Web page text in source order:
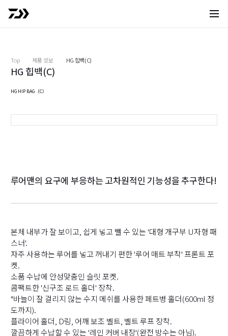
사이
Top 제품 정보 HG 힙백(C)
HG 힙백(C)
HG HIP BAG（C）
루어맨의 요구에 부응하는 고차원적인 기능성을 추구한다!
본체 내부가 잘 보이고, 쉽게 넣고 뺄 수 있는 '대형 개구부 U자형 패
스너'.
자주 사용하는 루어를 넣고 꺼내기 편한 '루어 매트 부착' 프론트 포
켓.
소품 수납에 안성맞춤인 슬릿 포켓.
콤팩트한 '신구조 로드 홀더' 장착.
"바늘이 잘 걸리지 않는 수지 메쉬를 사용한 페트병 홀더(600ml 정
도까지).
플라이어 홀더, D링, 어깨 보조 벨트, 벨트 루프 장착.
깔끔하게 수납할 수 있는 '레인 커버 내장'(완전 방수는 아님).